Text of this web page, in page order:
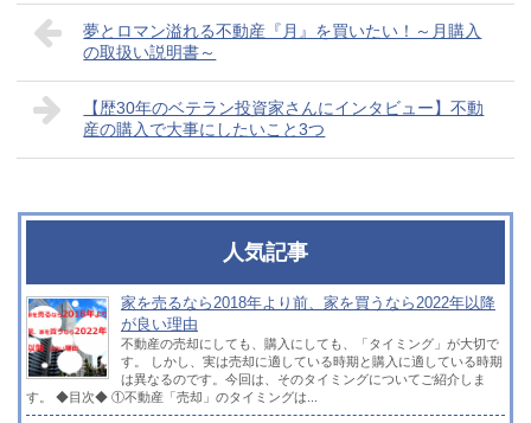
夢とロマン溢れる不動産『月』を買いたい！～月購入
の取扱い説明書～
【歴30年のベテラン投資家さんにインタビュー】不動
産の購入で大事にしたいこと3つ
人気記事
家を売るなら2018年より前、家を買うなら2022年以降
が良い理由
不動産の売却にしても、購入にしても、「タイミング」が大切で
す。 しかし、実は売却に適している時期と購入に適している時期
は異なるのです。今回は、そのタイミングについてご紹介しま
す。 ◆目次◆ ①不動産「売却」のタイミングは...